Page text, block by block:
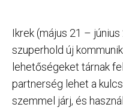
Ikrek (május 21 –
szuperhold új
lehetőségeket tárnak
partnerség lehet a
szemmel járj, és